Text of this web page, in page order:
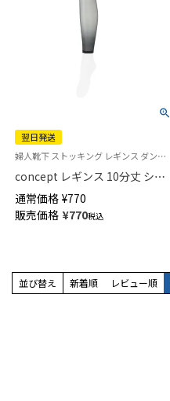
翌日発送
婦人靴下 ストッキング レギンス ダンス 冷え取り 重ね履き 透明感
concept レギンス 10分丈 シア
ータイプのパンスト素材 レディ
ース 【365日最短翌日発送】
01336010
通常価格 ¥770
販売価格 ¥770税込
並び替え 新着順 レビュー順